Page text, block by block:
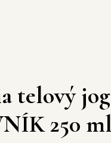
telový
250 ml